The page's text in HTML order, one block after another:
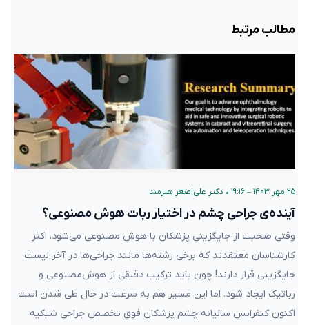
مطالب مرتبط
۲۵ مهر ۱۴۰۳ – ۱۹:۱۶ • دکتر علی‌اصغر هنرمند
آینده‌ی جراحی‌ چشم در اختیار ربات هوش مصنوعی؟
وقتی صحبت از جایگزینی پزشکان با هوش مصنوعی می‌شود، اکثر
کارشناسان معتقدند که برخی رشته‌ها مانند جراحی‌ها در آخر لیست
جایگزینی قرار دارند! چون باید ترکیب دقیقی از هوش‌مصنوعی و
رباتیک ایجاد شود. اما این مسیر هم به سرعت در حال طی شدن است.
اکنون کنفرانس سالیانه چشم پزشکان فوق تخصص جراحی شبکیه